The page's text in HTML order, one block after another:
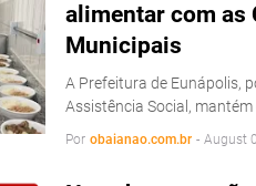
alimentar com as
Municipais
A Prefeitura de Eunápolis,
Assistência Social,
Por obaianao.com.br - August